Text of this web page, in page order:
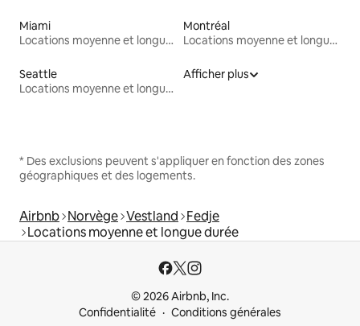
Miami
Locations moyenne et longue durée
Montréal
Locations moyenne et longue durée
Seattle
Locations moyenne et longue durée
Afficher plus
* Des exclusions peuvent s'appliquer en fonction des zones
géographiques et des logements.
Airbnb Norvège Vestland Fedje
Locations moyenne et longue durée
© 2026 Airbnb, Inc.
Confidentialité
Conditions générales